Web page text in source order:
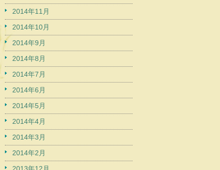
2014年11月
2014年10月
2014年9月
2014年8月
2014年7月
2014年6月
2014年5月
2014年4月
2014年3月
2014年2月